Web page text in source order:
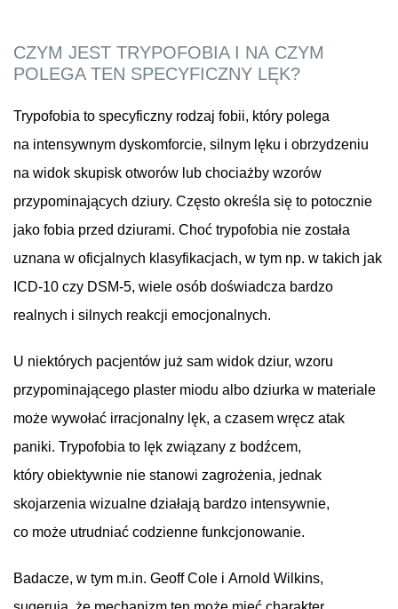
CZYM JEST TRYPOFOBIA I NA CZYM
POLEGA TEN SPECYFICZNY LĘK?
Trypofobia to specyficzny rodzaj fobii, który polega
na intensywnym dyskomforcie, silnym lęku i obrzydzeniu
na widok skupisk otworów lub chociażby wzorów
przypominających dziury. Często określa się to potocznie
jako fobia przed dziurami. Choć trypofobia nie została
uznana w oficjalnych klasyfikacjach, w tym np. w takich jak
ICD-10 czy DSM-5, wiele osób doświadcza bardzo
realnych i silnych reakcji emocjonalnych.
U niektórych pacjentów już sam widok dziur, wzoru
przypominającego plaster miodu albo dziurka w materiale
może wywołać irracjonalny lęk, a czasem wręcz atak
paniki. Trypofobia to lęk związany z bodźcem,
który obiektywnie nie stanowi zagrożenia, jednak
skojarzenia wizualne działają bardzo intensywnie,
co może utrudniać codzienne funkcjonowanie.
Badacze, w tym m.in. Geoff Cole i Arnold Wilkins,